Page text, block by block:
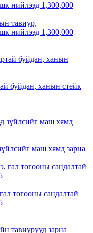
тавиур,
нийлээд 1,300,000
буйдан, ханын стейк
маш хямд зарна
тогооны сандалтай